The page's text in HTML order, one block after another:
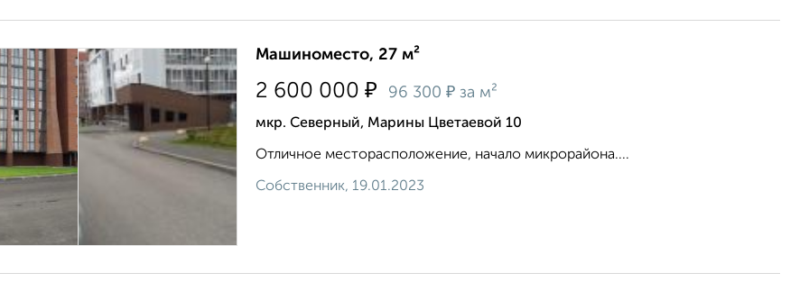
Машиноместо, 27 м²
2 600 000 ₽ 96 300 ₽ за м²
мкр. Северный, Марины Цветаевой 10
Отличное месторасположение, начало микрорайона....
Собственник, 19.01.2023